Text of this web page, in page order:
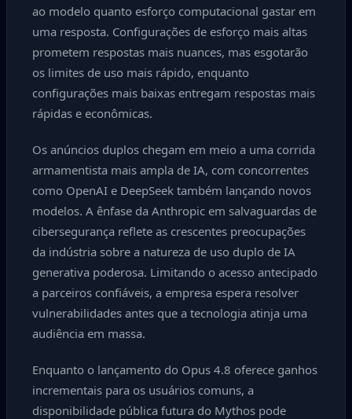
ao modelo quanto esforço computacional gastar em
uma resposta. Configurações de esforço mais altas
prometem respostas mais nuances, mas esgotarão
os limites de uso mais rápido, enquanto
configurações mais baixas entregam respostas mais
rápidas e econômicas.
Os anúncios duplos chegam em meio a uma corrida
armamentista mais ampla de IA, com concorrentes
como OpenAI e DeepSeek também lançando novos
modelos. A ênfase da Anthropic em salvaguardas de
cibersegurança reflete as crescentes preocupações
da indústria sobre a natureza de uso duplo de IA
generativa poderosa. Limitando o acesso antecipado
a parceiros confiáveis, a empresa espera resolver
vulnerabilidades antes que a tecnologia atinja uma
audiência em massa.
Enquanto o lançamento do Opus 4.8 oferece ganhos
incrementais para os usuários comuns, a
disponibilidade pública futura do Mythos pode